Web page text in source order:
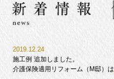
2019.12.24
施工例 追加しました。
介護保険適用リフォーム（M邸）は